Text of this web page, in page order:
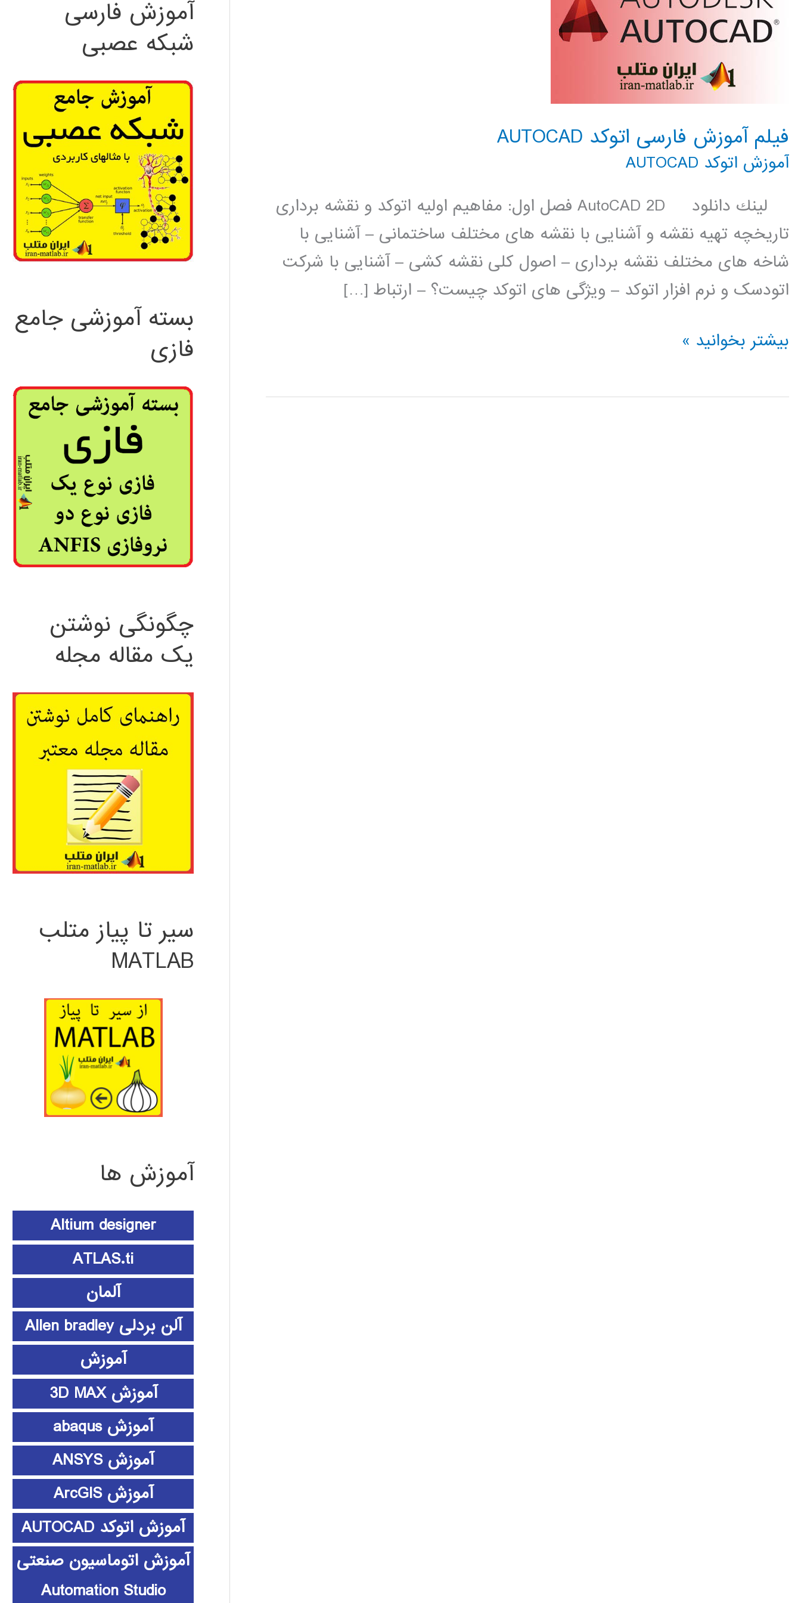
فیلم آموزش فارسی اتوکد AUTOCAD
آموزش اتوکد AUTOCAD
لينك دانلود AutoCAD 2D فصل اول: مفاهیم اولیه اتوکد و نقشه برداری
تاریخچه تهیه نقشه و آشنایی با نقشه های مختلف ساختمانی – آشنایی با
شاخه های مختلف نقشه برداری – اصول کلی نقشه کشی – آشنایی با شرکت
اتودسک و نرم افزار اتوکد – ویژگی های اتوکد چیست؟ – ارتباط […]
فیلم
فارسی
بیشتر بخوانید »
آموزش فارسی
شبکه عصبی
بسته آموزشی جامع
فازی
چگونگی نوشتن
یک مقاله مجله
سیر تا پیاز متلب
MATLAB
آموزش ها
Altium designer
ATLAS.ti
آلمان
آلن بردلی Allen bradley
آموزش
آموزش 3D MAX
آموزش abaqus
آموزش ANSYS
آموزش ArcGIS
آموزش اتوکد AUTOCAD
آموزش اتوماسیون صنعتی
Automation Studio